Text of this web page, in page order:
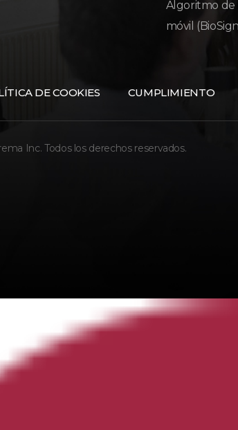
Algoritmo
móvil
DE COOKIES CUMPLIMIENTO
Inc. Todos los derechos reservados.